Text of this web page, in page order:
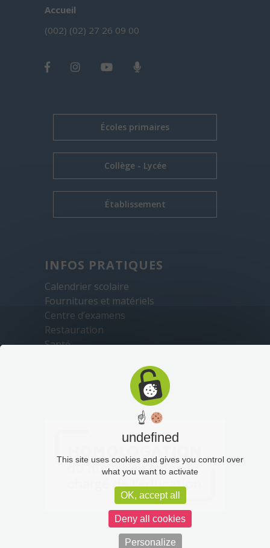
Accueil
(002) (02) 27 26 09 00
Écoles primaires
Collège - Lycée
Établissement
INFOS PRATIQUES
Calendrier scolaire
Fournitures et matériels
Centre d’examens
Restauration
Santé
☝
undefined
This site uses cookies and gives you control over
what you want to activate
OK, accept all
Deny all cookies
Personalize